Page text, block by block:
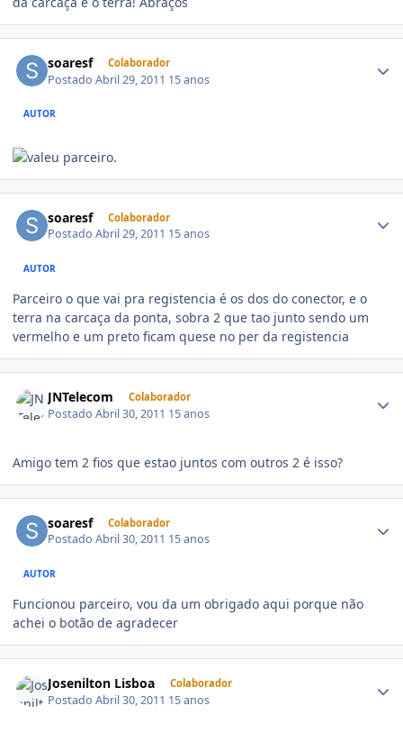
soaresf Colaborador
PostadoAbril 29, 2011 15 anos
AUTOR
parceiro.
soaresf Colaborador
PostadoAbril 29, 2011 15 anos
AUTOR
Parceiro o que vai pra registencia é os dos do conector, e o
terra na carcaça da ponta, sobra 2 que tao junto sendo um
vermelho e um preto ficam quese no per da registencia
JNTelecom Colaborador
PostadoAbril 30, 2011 15 anos
Amigo tem 2 fios que estao juntos com outros 2 é isso?
soaresf Colaborador
PostadoAbril 30, 2011 15 anos
AUTOR
Funcionou parceiro, vou da um obrigado aqui porque não
achei o botão de agradecer
Josenilton Lisboa Colaborador
PostadoAbril 30, 2011 15 anos